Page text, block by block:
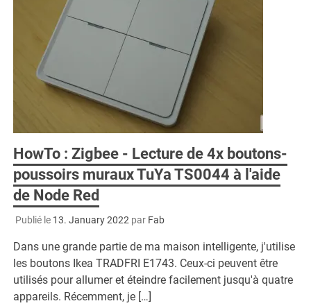
HowTo : Zigbee - Lecture de 4x boutons-
poussoirs muraux TuYa TS0044 à l'aide
de Node Red
Publié le 13. January 2022 par Fab
Dans une grande partie de ma maison intelligente, j'utilise
les boutons Ikea TRADFRI E1743. Ceux-ci peuvent être
utilisés pour allumer et éteindre facilement jusqu'à quatre
appareils. Récemment, je […]